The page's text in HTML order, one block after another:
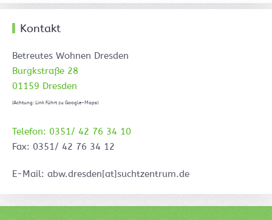
Kontakt
Betreutes Wohnen Dresden
Burgkstraße 28
01159 Dresden
(Achtung: Link führt zu Google-Maps)
Telefon: 0351/ 42 76 34 10
Fax: 0351/ 42 76 34 12
E-Mail: abw.dresden[at]suchtzentrum.de